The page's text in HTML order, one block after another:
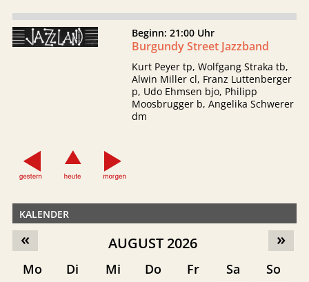
Beginn: 21:00 Uhr
Burgundy Street Jazzband
Kurt Peyer tp, Wolfgang Straka tb,
Alwin Miller cl, Franz Luttenberger
p, Udo Ehmsen bjo, Philipp
Moosbrugger b, Angelika Schwerer
dm
KALENDER
»
« AUGUST 2026
Mo Di Mi Do Fr Sa
So